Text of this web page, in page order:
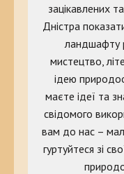
зацікавлених
Дністра
ландшафту
мистецтво,
ідею
маєте ідеї та
свідомого
вам до нас –
гуртуйтеся зі